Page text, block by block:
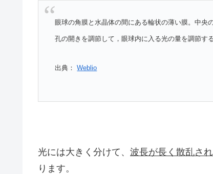
眼球の角膜と水晶体の間にある輪状の薄い膜。中
孔の開きを調節して，眼球内に入る光の量を調節する
出典：Weblio
光には大きく分けて、 波長が長く散乱さ
ります。